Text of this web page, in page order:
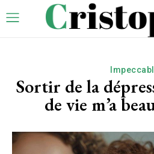
Sortir de la
de vie m’a